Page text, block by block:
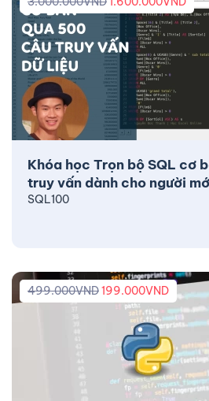
Khóa học Trọn bộ SQL cơ
truy vấn dành cho người
SQL100
499.000VND199.000VND